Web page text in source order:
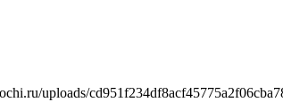
uploads/